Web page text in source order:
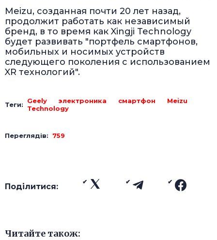
Meizu, созданная почти 20 лет назад,
продолжит работать как независимый
бренд, в то время как Xingji Technology
будет развивать "портфель смартфонов,
мобильных и носимых устройств
следующего поколения с использованием
XR технологий".
Теги: Geely электроника смартфон
Meizu
Technology
Переглядів: 759
Поділитися:
Читайте також: